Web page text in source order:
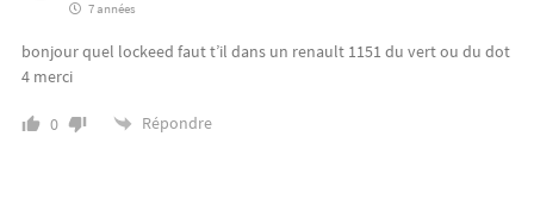
7 années
bonjour quel lockeed faut t’il dans un renault 1151 du vert ou du dot
4 merci
0 Répondre